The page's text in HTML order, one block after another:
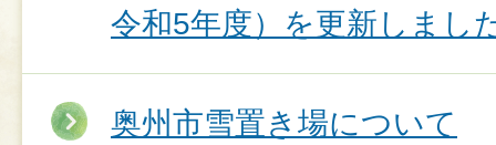
令和5年度）を更新しまし
奥州市雪置き場について